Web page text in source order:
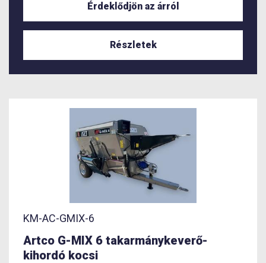
Érdeklődjön az árról
Részletek
KM-AC-GMIX-6
Artco G-MIX 6 takarmánykeverő-
kihordó kocsi